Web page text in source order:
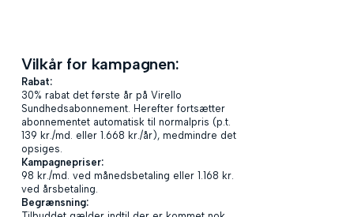
Vilkår for kampagnen:
Rabat:
30% rabat det første år på Virello
Sundhedsabonnement. Herefter fortsætter
abonnementet automatisk til normalpris (p.t.
139 kr./md. eller 1.668 kr./år), medmindre det
opsiges.
Kampagnepriser:
98 kr./md. ved månedsbetaling eller 1.168 kr.
ved årsbetaling.
Begrænsning: